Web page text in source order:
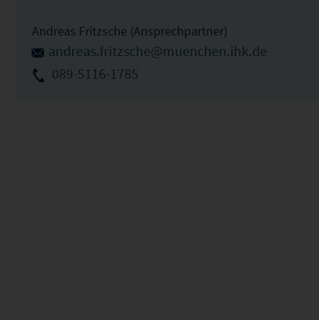
Andreas Fritzsche (Ansprechpartner)
andreas.fritzsche@muenchen.ihk.de
089-5116-1785